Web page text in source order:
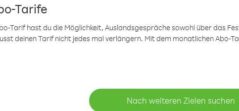
Tarife
Tarif hast du die Möglichkeit, Auslandsgespräche sowohl über das
deinen Tarif nicht jedes mal verlängern. Mit dem monatlichen Abo-
Nach weiteren Zielen suchen